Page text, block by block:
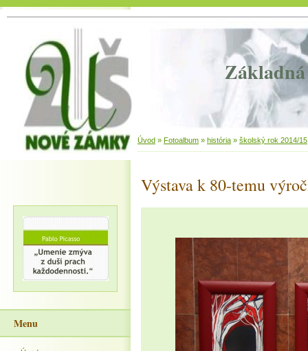
Základná
Úvod » Fotoalbum » história » školský rok 2014/15
Výstava k 80-temu
Menu